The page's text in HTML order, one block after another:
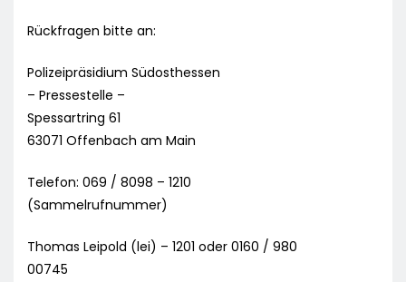
Rückfragen bitte an:
Polizeipräsidium Südosthessen
– Pressestelle –
Spessartring 61
63071 Offenbach am Main
Telefon: 069 / 8098 – 1210
(Sammelrufnummer)
Thomas Leipold (lei) – 1201 oder 0160 / 980
00745